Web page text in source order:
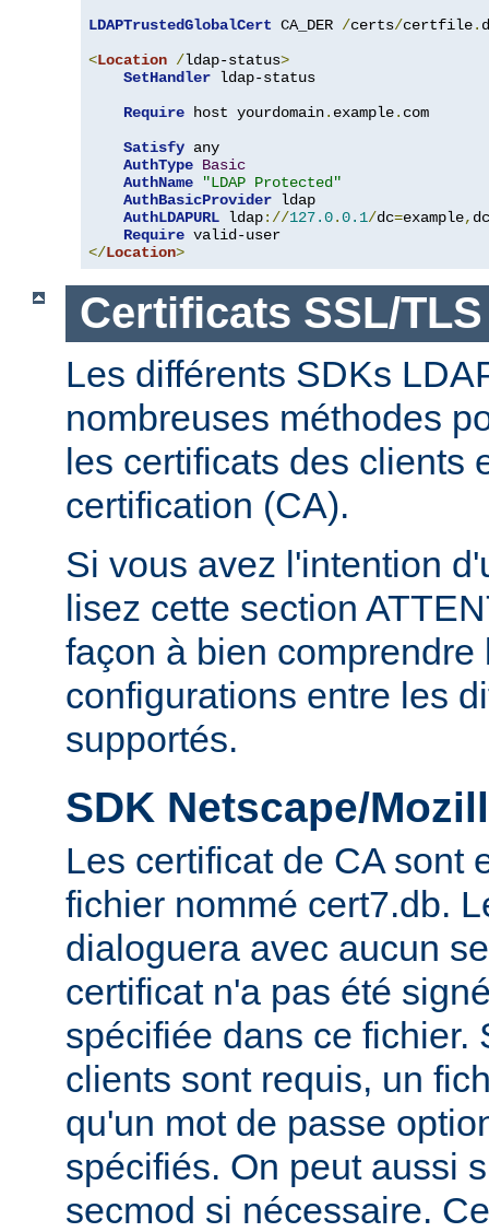
LDAPTrustedGlobalCert CA_DER /certs/certfile.
<Location /ldap-status>
SetHandler ldap-status
Require host yourdomain. example. com
Satisfy any
AuthType Basic
AuthName
"LDAP Protected"
AuthBasicProvider ldap
AuthLDAPURL ldap://127.0.0.1/dc=example, dc
Require
</Location>
Certificats SSL/TLS
Les différents SDKs
nombreuses méthodes
les certificats des clients
certification (CA).
Si vous avez l'intention
lisez cette section
façon à bien comprendre
configurations entre les
supportés.
SDK Netscape/
Les certificat de CA sont
fichier nommé cert7.db.
dialoguera avec aucun
certificat n'a pas été
spécifiée dans ce fichier.
clients sont requis, un
qu'un mot de passe
spécifiés. On peut aussi
secmod si nécessaire.